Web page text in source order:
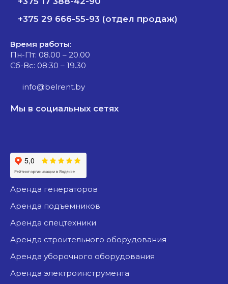
+375 29 666-55-93 (отдел продаж)
Время работы:
Пн-Пт: 08.00 – 20.00
Сб-Вс: 08:30 – 19.30
info@belrent.by
Мы в социальных сетях
аренда генераторов
аренда подъемников
аренда спецтехники
аренда строительного оборудования
аренда уборочного оборудования
аренда электроинструмента